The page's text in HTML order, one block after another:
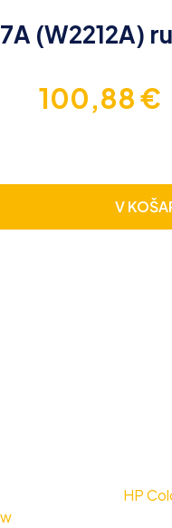
(W2212A)
100,88€
V
HP